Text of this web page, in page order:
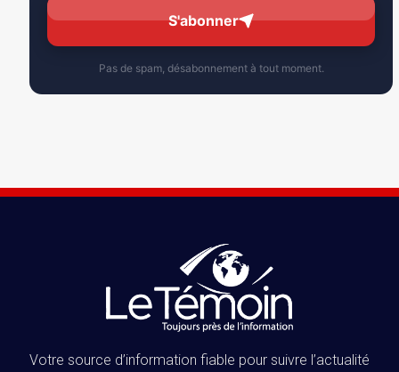
S'abonner
Pas de spam, désabonnement à tout moment.
Votre source d’information fiable pour suivre l’actualité